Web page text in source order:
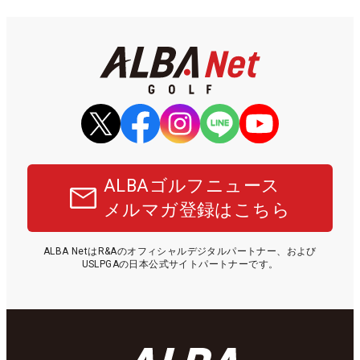
ALBAゴルフニュース
メルマガ登録はこちら
ALBA NetはR&Aのオフィシャルデジタルパートナー、および
USLPGAの日本公式サイトパートナーです。